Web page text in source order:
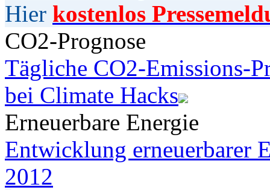
Hier kostenlos
CO2-Prognose
Tägliche CO2-Emissions-
bei Climate Hacks
Erneuerbare Energie
Entwicklung erneuerbarer
2012